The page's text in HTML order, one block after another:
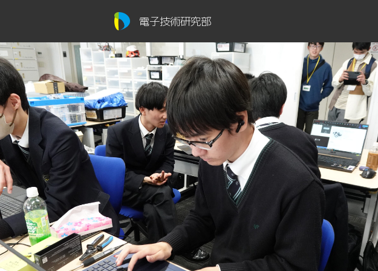
電子技術研究部